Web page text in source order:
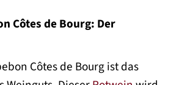
Côtes de Bourg: Der
Côtes de Bourg ist das